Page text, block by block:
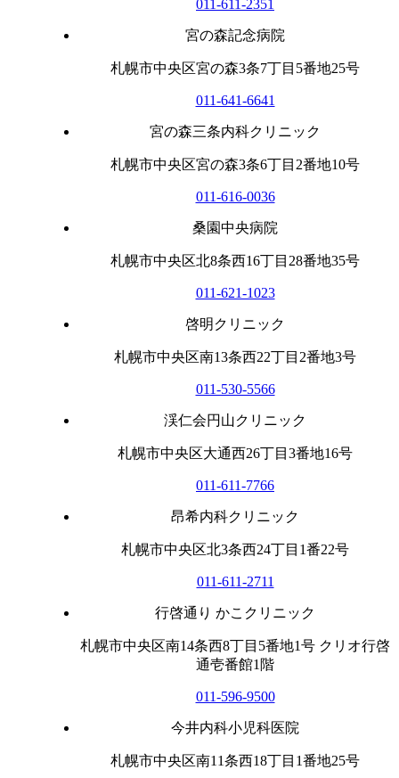
011-611-2351
宮の森記念病院
札幌市中央区宮の森3条7丁目5番地25号
011-641-6641
宮の森三条内科クリニック
札幌市中央区宮の森3条6丁目2番地10号
011-616-0036
桑園中央病院
札幌市中央区北8条西16丁目28番地35号
011-621-1023
啓明クリニック
札幌市中央区南13条西22丁目2番地3号
011-530-5566
渓仁会円山クリニック
札幌市中央区大通西26丁目3番地16号
011-611-7766
昂希内科クリニック
札幌市中央区北3条西24丁目1番22号
011-611-2711
行啓通り かこクリニック
札幌市中央区南14条西8丁目5番地1号 クリオ行啓
通壱番館1階
011-596-9500
今井内科小児科医院
札幌市中央区南11条西18丁目1番地25号